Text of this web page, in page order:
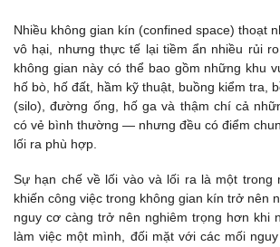
Nhiều không gian kín (confined space) thoạt
vô hại, nhưng thực tế lại tiềm ẩn nhiều rủi
không gian này có thể bao gồm những khu
hố bò, hố đất, hầm kỹ thuật, buồng kiểm tra,
(silo), đường ống, hố ga và thậm chí cả
có vẻ bình thường — nhưng đều có điểm
lối ra phù hợp.
Sự hạn chế về lối vào và lối ra là một trong
khiến công việc trong không gian kín trở nên
nguy cơ càng trở nên nghiêm trọng hơn khi
làm việc một mình, đối mặt với các mối